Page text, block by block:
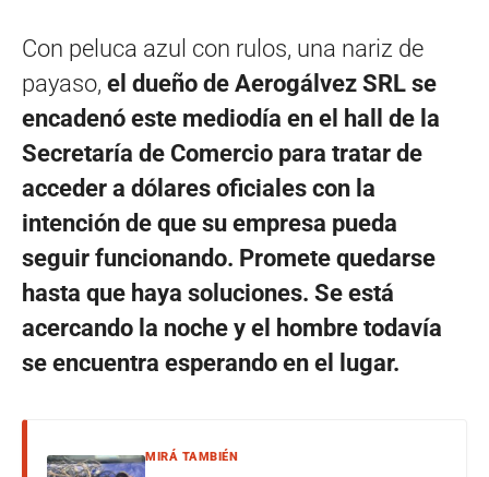
Con peluca azul con rulos, una nariz de
payaso, el dueño de Aerogálvez SRL se
encadenó este mediodía en el hall de la
Secretaría de Comercio para tratar de
acceder a dólares oficiales con la
intención de que su empresa pueda
seguir funcionando. Promete quedarse
hasta que haya soluciones. Se está
acercando la noche y el hombre todavía
se encuentra esperando en el lugar.
MIRÁ TAMBIÉN